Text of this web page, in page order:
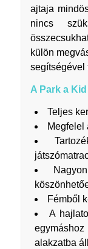
ajtaja
nincs
külön
segítségével
A Park a
Teljes
Megfelel
Fémből
A
alakzatba